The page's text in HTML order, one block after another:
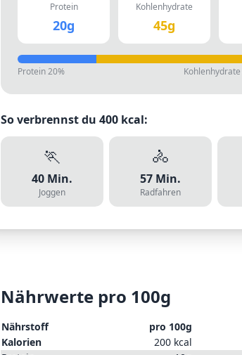
Protein
20g
Kohlenhydrate
45g
Protein20% Kohlenhydrate
So verbrennst du 400 kcal:
🏃
40 Min.
Joggen
🚴
57 Min.
Radfahren
Nährwerte pro 100g
Nährstoff pro 100g
Kalorien
200 kcal